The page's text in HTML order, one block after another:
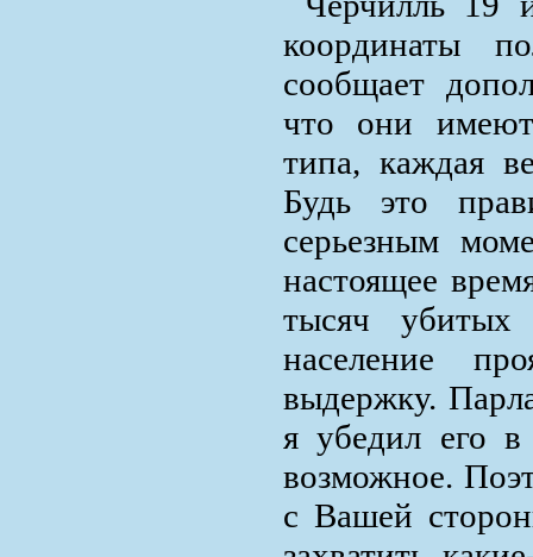
координаты
сообщает
что они имеют
типа, каждая
Будь это
серьезным
настоящее
тысяч
население
выдержку.
я убедил его в
возможное.
с Вашей